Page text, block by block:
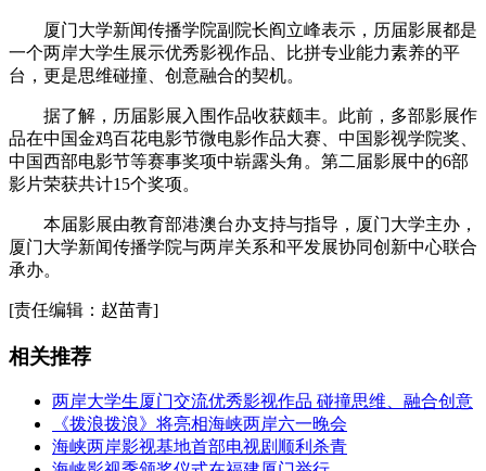
厦门大学新闻传播学院副院长阎立峰表示，历届影展都是
一个两岸大学生展示优秀影视作品、比拼专业能力素养的平
台，更是思维碰撞、创意融合的契机。
据了解，历届影展入围作品收获颇丰。此前，多部影展作
品在中国金鸡百花电影节微电影作品大赛、中国影视学院奖、
中国西部电影节等赛事奖项中崭露头角。第二届影展中的6部
影片荣获共计15个奖项。
本届影展由教育部港澳台办支持与指导，厦门大学主办，
厦门大学新闻传播学院与两岸关系和平发展协同创新中心联合
承办。
[责任编辑：赵苗青]
相关推荐
两岸大学生厦门交流优秀影视作品 碰撞思维、融合创意
《拨浪拨浪》将亮相海峡两岸六一晚会
海峡两岸影视基地首部电视剧顺利杀青